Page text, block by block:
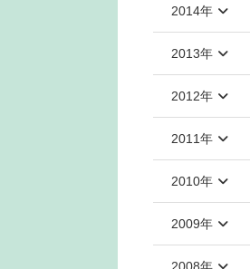
2014年
2013年
2012年
2011年
2010年
2009年
2008年